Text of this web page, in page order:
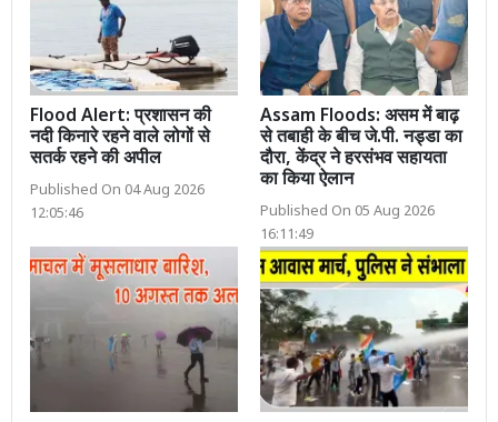
Flood Alert: प्रशासन की
नदी किनारे रहने वाले लोगों से
सतर्क रहने की अपील
Published On 04 Aug 2026
12:05:46
Assam Floods: असम में बाढ़
से तबाही के बीच जे.पी. नड्डा का
दौरा, केंद्र ने हरसंभव सहायता
का किया ऐलान
Published On 05 Aug 2026
16:11:49